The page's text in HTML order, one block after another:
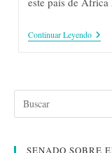
Continuar LeyendoEspaña
Salud
SENADO SOBRE